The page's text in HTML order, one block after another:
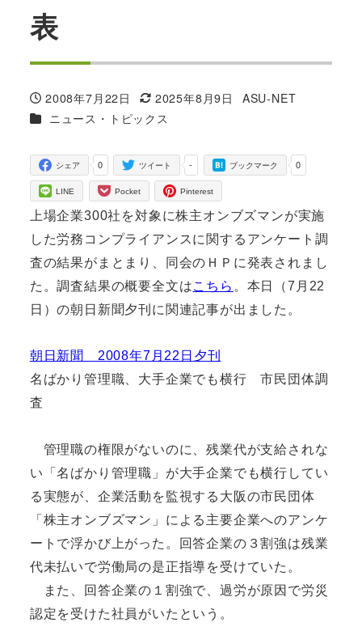
表
投稿日
2008年7月22日
更新日
2025年8月9日
著
ASU-NET
カテゴリー
ニュース・トピックス
0
シェア -
ツイート 0
ブックマーク
LINE Pocket Pinterest
上場企業300社を対象に株主オンブズマンが実施
した労務コンプライアンスに関するアンケート調
査の結果がまとまり、同会の ＨＰに発表されまし
た。調査結果の概要全文はこちら 。 本日（7月22
日）の朝日新聞夕刊に関連記事が出ました。
朝日新聞 2008年7月22日夕刊
名ばかり管理職、大手企業でも横行 市民団体調
査
管理職の権限がないのに、残業代が支給されな
い「名ばかり管理職」が大手企業でも横行してい
る実態が、企業活動を監視する大阪の市民団体
「株主オンブズマン」による主要企業へのアンケ
ートで浮かび上がった。回答企業の３割強は残業
代未払いで労働局の是正指導を受けていた。
また、回答企業の１割強で、過労が原因で労災
認定を受けた社員がいたという。